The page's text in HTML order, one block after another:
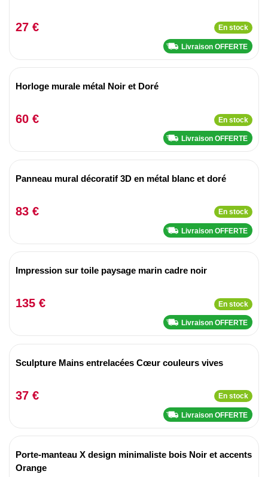
27 € En stock
Livraison OFFERTE
Horloge murale métal Noir et Doré
60 € En stock
Livraison OFFERTE
Panneau mural décoratif 3D en métal blanc et doré
83 € En stock
Livraison OFFERTE
Impression sur toile paysage marin cadre noir
135 € En stock
Livraison OFFERTE
Sculpture Mains entrelacées Cœur couleurs vives
37 € En stock
Livraison OFFERTE
Porte-manteau X design minimaliste bois Noir et accents
Orange